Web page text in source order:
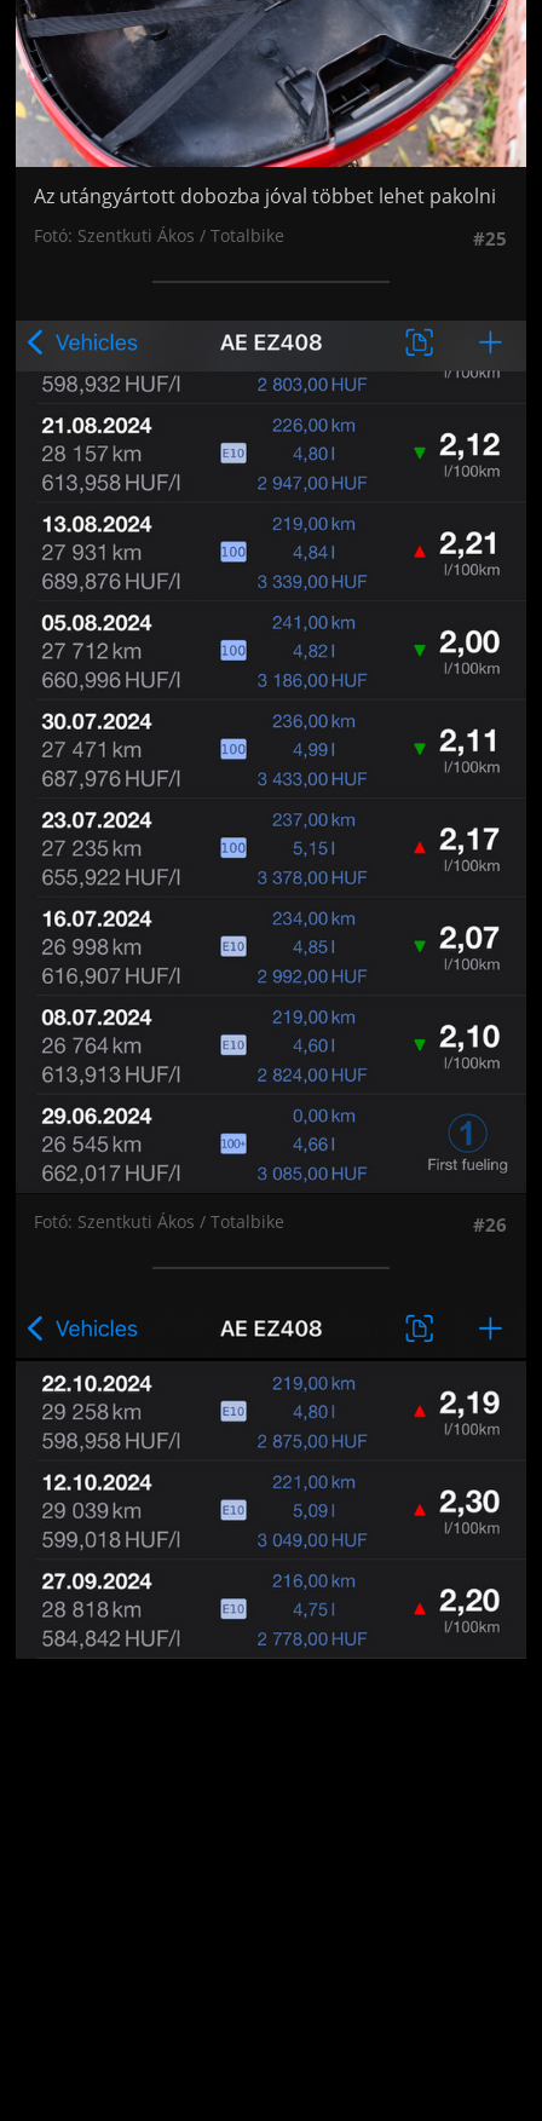
Az utángyártott dobozba jóval többet lehet pakolni
Fotó: Szentkuti Ákos / Totalbike #25
Jön még kép!
Fotó: Szentkuti Ákos / Totalbike #26
Jön még kép!